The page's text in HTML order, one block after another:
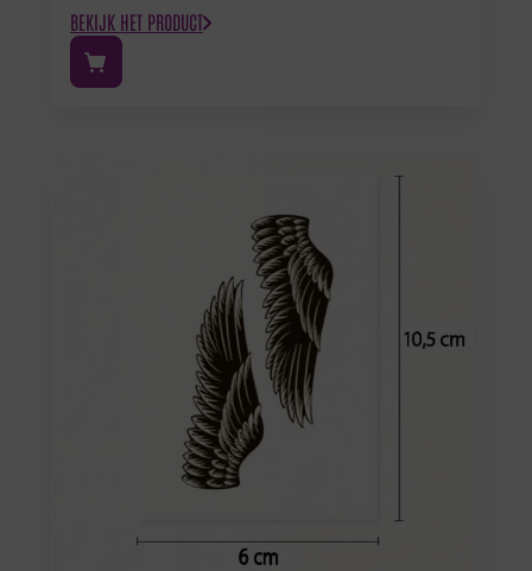
BEKIJK HET PRODUCT